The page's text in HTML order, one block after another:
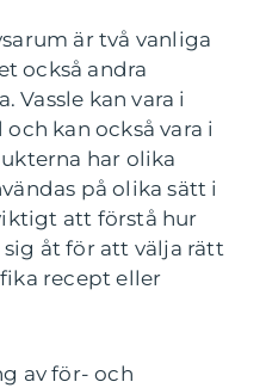
är två vanliga
också andra
Vassle kan vara i
kan också vara i
har olika
på olika sätt i
att förstå hur
åt för att välja rätt
recept eller
av för- och